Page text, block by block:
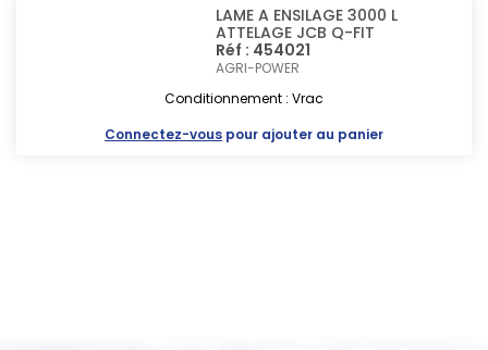
LAME A ENSILAGE 3000 L
ATTELAGE JCB Q-FIT
Réf : 454021
AGRI-POWER
Conditionnement : Vrac
Connectez-vous pour ajouter au panier